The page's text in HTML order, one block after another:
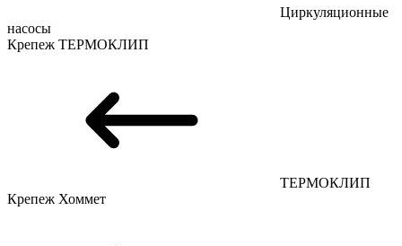
Циркуляционные
насосы
Крепеж ТЕРМОКЛИП
ТЕРМОКЛИП
Крепеж Хоммет